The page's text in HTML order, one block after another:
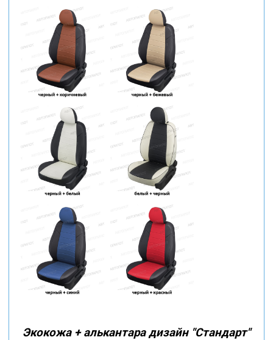
Экокожа + алькантара дизайн "Стандарт"